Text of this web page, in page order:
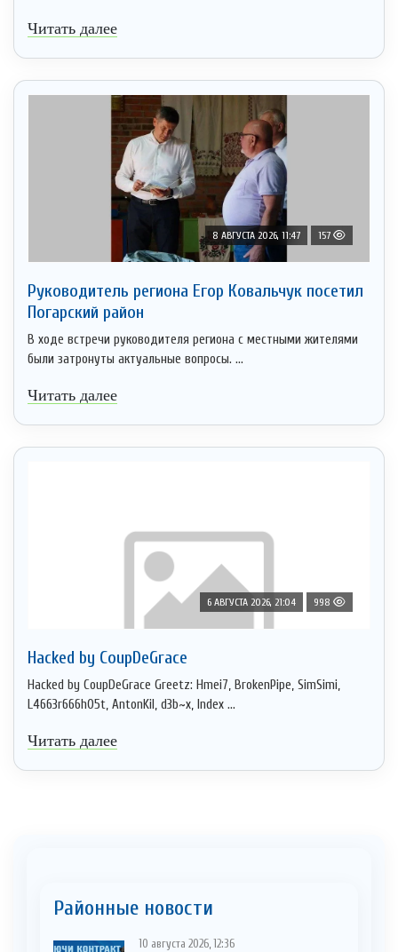
Читать далее
8 АВГУСТА 2026, 11:47 157
Руководитель региона Егор Ковальчук посетил
Погарский район
В ходе встречи руководителя региона с местными жителями
были затронуты актуальные вопросы. ...
Читать далее
6 АВГУСТА 2026, 21:04 998
Hacked by CoupDeGrace
Hacked by CoupDeGrace Greetz: Hmei7, BrokenPipe, SimSimi,
L4663r666h05t, AntonKil, d3b~x, Index ...
Читать далее
Районные новости
10 августа 2026, 12:36